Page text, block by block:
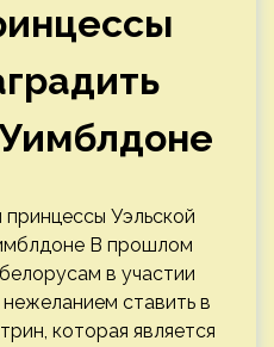
принцессы Уэльской
В прошлом
в участии
ставить в
которая является